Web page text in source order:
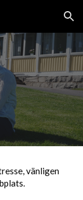
Skip to navigation
vänligen